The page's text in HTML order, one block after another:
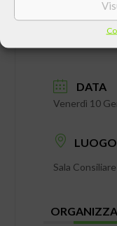
DATA
Venerdì 10
LUOGO
Sala